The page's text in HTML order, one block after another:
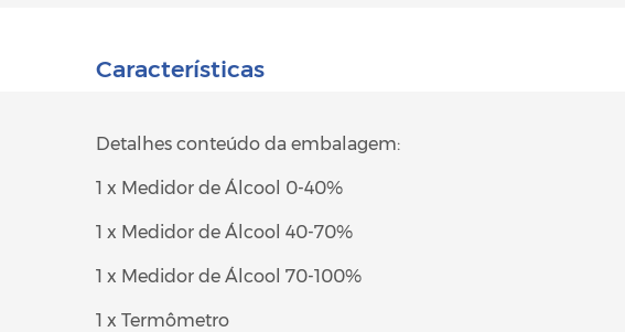
Características
Detalhes conteúdo da embalagem:
1 x Medidor de Álcool 0-40%
1 x Medidor de Álcool 40-70%
1 x Medidor de Álcool 70-100%
1 x Termômetro